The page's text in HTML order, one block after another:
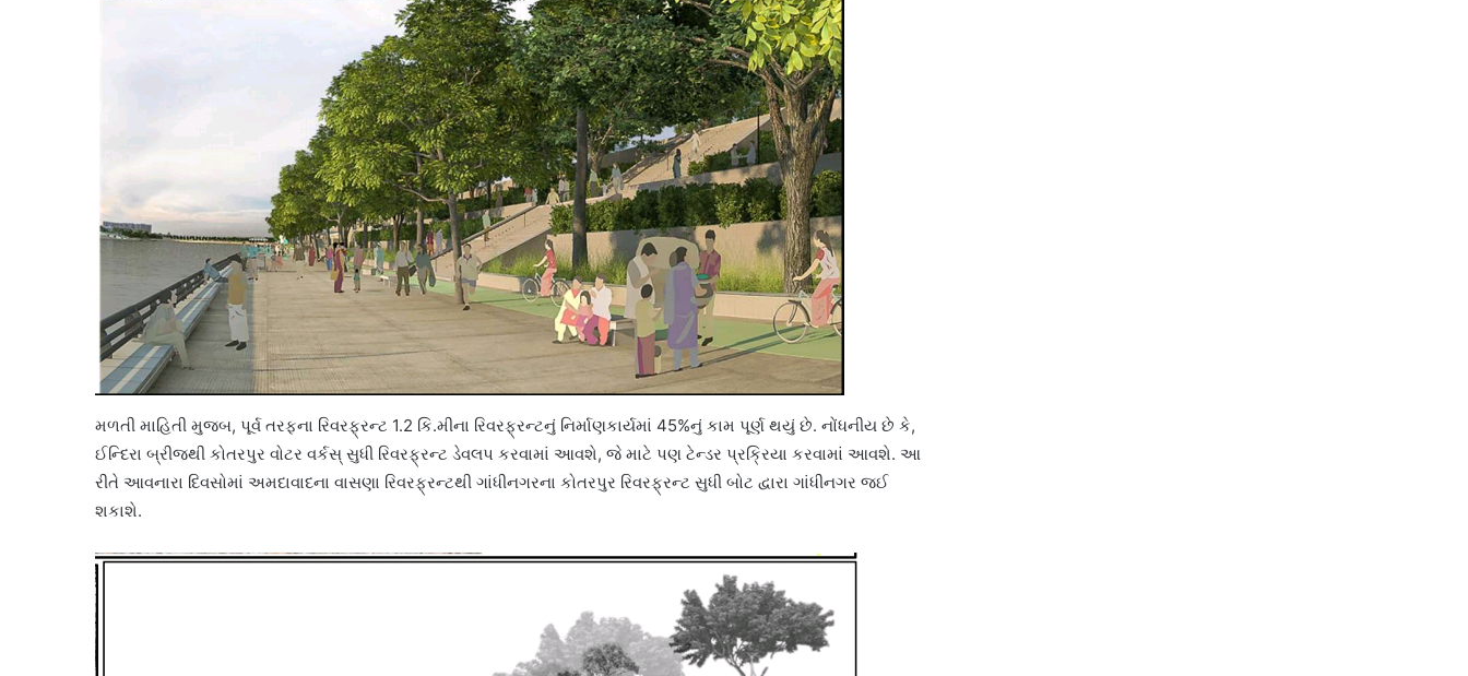
મળતી માહિતી મુજબ, પૂર્વ તરફના રિવરફ્રન્ટ 1.2 કિ.મીના રિવરફ્રન્ટનું નિર્માણકાર્યમાં 45%નું કામ પૂર્ણ થયું છે. નોંધનીય છે કે,
ઈન્દિરા બ્રીજથી કોતરપુર વોટર વર્કસ્ સુધી રિવરફ્રન્ટ ડેવલપ કરવામાં આવશે, જે માટે પણ ટેન્ડર પ્રક્રિયા કરવામાં આવશે. આ
રીતે આવનારા દિવસોમાં અમદાવાદના વાસણા રિવરફ્રન્ટથી ગાંધીનગરના કોતરપુર રિવરફ્રન્ટ સુધી બોટ દ્વારા ગાંધીનગર જઈ
શકાશે.